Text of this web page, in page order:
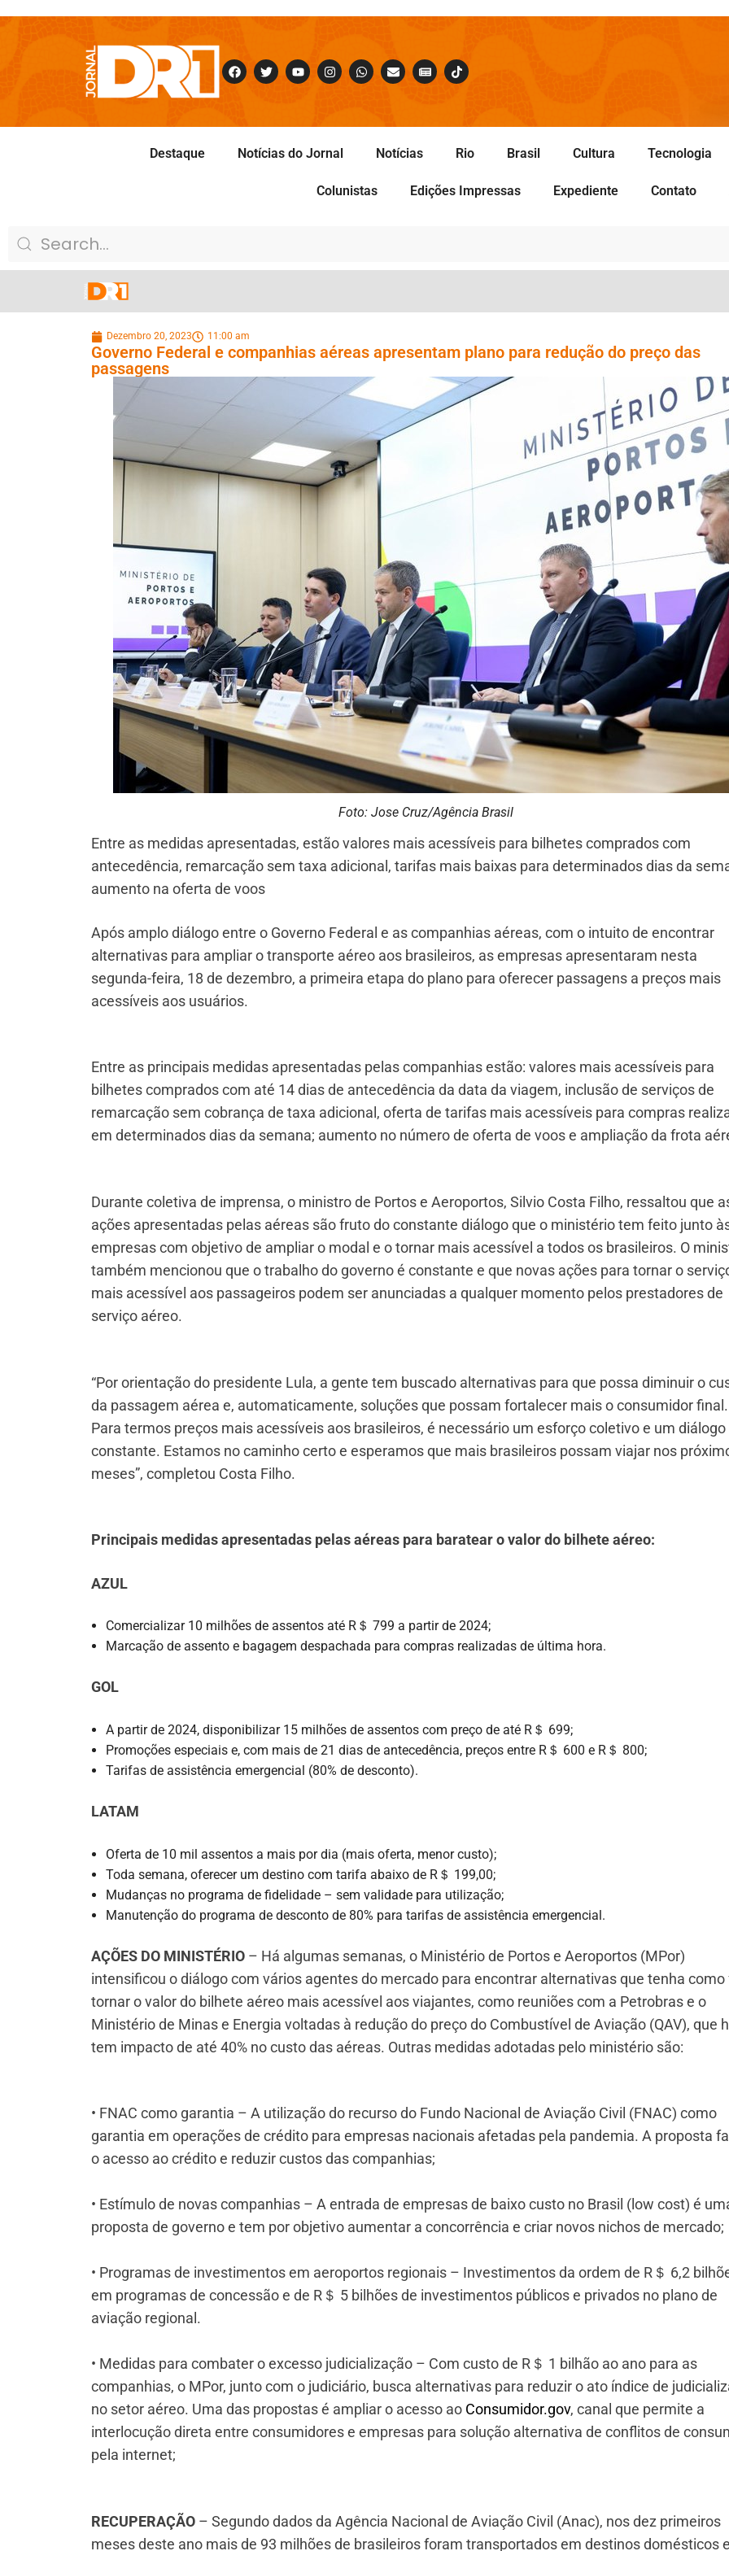
Destaque Notícias do Jornal Notícias Rio Brasil Cultura Tecnologia
Colunistas Edições Impressas Expediente Contato
Dezembro 20, 2023 11:00 am
Governo Federal e companhias aéreas apresentam plano para redução do preço das
passagens
Foto: Jose Cruz/Agência Brasil
Entre as medidas apresentadas, estão valores mais acessíveis para bilhetes comprados com
antecedência, remarcação sem taxa adicional, tarifas mais baixas para determinados dias da
aumento na oferta de voos
Após amplo diálogo entre o Governo Federal e as companhias aéreas, com o intuito de encontrar
alternativas para ampliar o transporte aéreo aos brasileiros, as empresas apresentaram nesta
segunda-feira, 18 de dezembro, a primeira etapa do plano para oferecer passagens a preços mais
acessíveis aos usuários.
Entre as principais medidas apresentadas pelas companhias estão: valores mais acessíveis para
bilhetes comprados com até 14 dias de antecedência da data da viagem, inclusão de serviços de
remarcação sem cobrança de taxa adicional, oferta de tarifas mais acessíveis para compras
em determinados dias da semana; aumento no número de oferta de voos e ampliação da frota
Durante coletiva de imprensa, o ministro de Portos e Aeroportos, Silvio Costa Filho, ressaltou que
ações apresentadas pelas aéreas são fruto do constante diálogo que o ministério tem feito junto
empresas com objetivo de ampliar o modal e o tornar mais acessível a todos os brasileiros. O
também mencionou que o trabalho do governo é constante e que novas ações para tornar o
mais acessível aos passageiros podem ser anunciadas a qualquer momento pelos prestadores de
serviço aéreo.
“Por orientação do presidente Lula, a gente tem buscado alternativas para que possa diminuir o
da passagem aérea e, automaticamente, soluções que possam fortalecer mais o consumidor final.
Para termos preços mais acessíveis aos brasileiros, é necessário um esforço coletivo e um diálogo
constante. Estamos no caminho certo e esperamos que mais brasileiros possam viajar nos
meses”, completou Costa Filho.
Principais medidas apresentadas pelas aéreas para baratear o valor do bilhete aéreo:
AZUL
Comercializar 10 milhões de assentos até R＄ 799 a partir de 2024;
Marcação de assento e bagagem despachada para compras realizadas de última hora.
GOL
A partir de 2024, disponibilizar 15 milhões de assentos com preço de até R＄ 699;
Promoções especiais e, com mais de 21 dias de antecedência, preços entre R＄ 600 e R＄ 800;
Tarifas de assistência emergencial (80% de desconto).
LATAM
Oferta de 10 mil assentos a mais por dia (mais oferta, menor custo);
Toda semana, oferecer um destino com tarifa abaixo de R＄ 199,00;
Mudanças no programa de fidelidade – sem validade para utilização;
Manutenção do programa de desconto de 80% para tarifas de assistência emergencial.
AÇÕES DO MINISTÉRIO – Há algumas semanas, o Ministério de Portos e Aeroportos (MPor)
intensificou o diálogo com vários agentes do mercado para encontrar alternativas que tenha como
tornar o valor do bilhete aéreo mais acessível aos viajantes, como reuniões com a Petrobras e o
Ministério de Minas e Energia voltadas à redução do preço do Combustível de Aviação (QAV), que
tem impacto de até 40% no custo das aéreas. Outras medidas adotadas pelo ministério são:
• FNAC como garantia – A utilização do recurso do Fundo Nacional de Aviação Civil (FNAC) como
garantia em operações de crédito para empresas nacionais afetadas pela pandemia. A proposta
o acesso ao crédito e reduzir custos das companhias;
• Estímulo de novas companhias – A entrada de empresas de baixo custo no Brasil (low cost) é
proposta de governo e tem por objetivo aumentar a concorrência e criar novos nichos de mercado;
• Programas de investimentos em aeroportos regionais – Investimentos da ordem de R＄ 6,2
em programas de concessão e de R＄ 5 bilhões de investimentos públicos e privados no plano de
aviação regional.
• Medidas para combater o excesso judicialização – Com custo de R＄ 1 bilhão ao ano para as
companhias, o MPor, junto com o judiciário, busca alternativas para reduzir o ato índice de
no setor aéreo. Uma das propostas é ampliar o acesso ao Consumidor.gov, canal que permite a
interlocução direta entre consumidores e empresas para solução alternativa de conflitos de
pela internet;
RECUPERAÇÃO – Segundo dados da Agência Nacional de Aviação Civil (Anac), nos dez primeiros
meses deste ano mais de 93 milhões de brasileiros foram transportados em destinos domésticos e